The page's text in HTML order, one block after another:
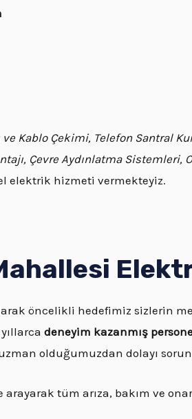
ve Kablo Çekimi, Telefon Santral
Çevre Aydınlatma
elektrik hizmeti vermekteyiz.
öncelikli hedefimiz sizlerin
deneyim kazanmış
olduğumuzdan dolayı
tüm arıza, bakım ve